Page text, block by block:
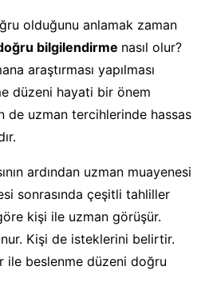
olduğunu anlamak zaman
bilgilendirme nasıl olur?
araştırması yapılması
düzeni hayati bir önem
de uzman tercihlerinde hassas
ardından uzman muayenesi
sonrasında çeşitli tahliller
kişi ile uzman görüşür.
Kişi de isteklerini belirtir.
ile beslenme düzeni doğru